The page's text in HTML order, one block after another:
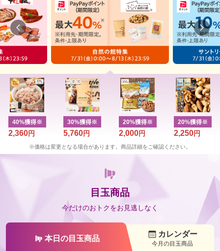
10%獲得※
6,633円
10%獲得※
11,055円
10%獲得※
4,732円
10%獲得※
11,940円
※価格は変更となる場合があります。商品詳細をご確認ください。
目玉商品
今だけのおトクをお見逃しなく
本日の 目玉商品
カレンダー
今月の目玉商品